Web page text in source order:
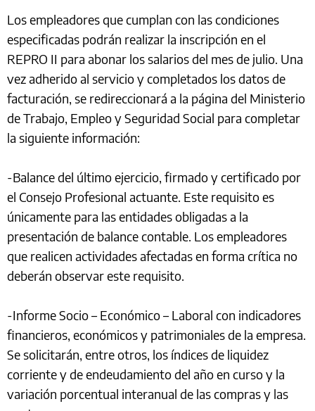
Los empleadores que cumplan con las condiciones
especificadas podrán realizar la inscripción en el
REPRO II para abonar los salarios del mes de julio. Una
vez adherido al servicio y completados los datos de
facturación, se redireccionará a la página del Ministerio
de Trabajo, Empleo y Seguridad Social para completar
la siguiente información:
-Balance del último ejercicio, firmado y certificado por
el Consejo Profesional actuante. Este requisito es
únicamente para las entidades obligadas a la
presentación de balance contable. Los empleadores
que realicen actividades afectadas en forma crítica no
deberán observar este requisito.
-Informe Socio – Económico – Laboral con indicadores
financieros, económicos y patrimoniales de la empresa.
Se solicitarán, entre otros, los índices de liquidez
corriente y de endeudamiento del año en curso y la
variación porcentual interanual de las compras y las